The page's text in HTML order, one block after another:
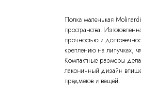
Полка маленькая
пространства.
прочностью и
креплению на липучках,
Компактные размеры
лаконичный дизайн
предметов и вещей.